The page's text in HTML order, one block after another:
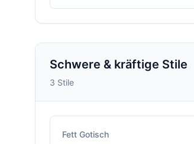
Schwere & kräftige Stile
3 Stile
Fett Gotisch